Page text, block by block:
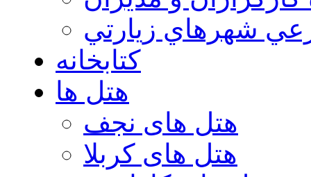
شهرهاي زيارتي
کتابخانه
هتل ها
هتل های نجف
هتل های کربلا